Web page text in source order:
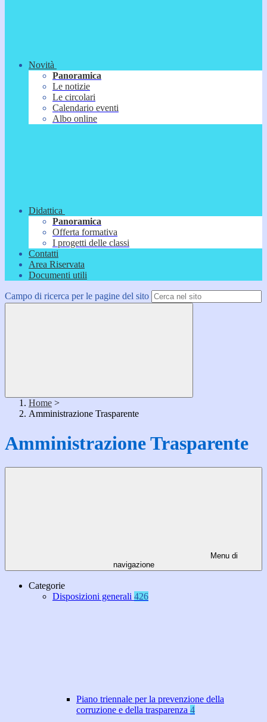
Novità
Panoramica
Le notizie
Le circolari
Calendario eventi
Albo online
Didattica
Panoramica
Offerta formativa
I progetti delle classi
Contatti
Area Riservata
Documenti utili
Campo di ricerca per le pagine del sito
Home >
Amministrazione Trasparente
Amministrazione Trasparente
Menu di
navigazione
Categorie
Disposizioni generali 426
Piano triennale per la prevenzione della
corruzione e della trasparenza 4